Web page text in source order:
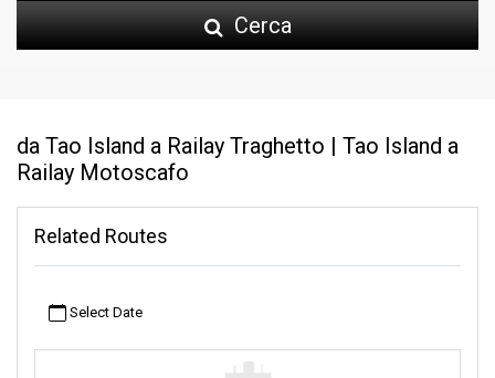
Cerca
da Tao Island a Railay Traghetto | Tao Island a
Railay Motoscafo
Related Routes
Select Date